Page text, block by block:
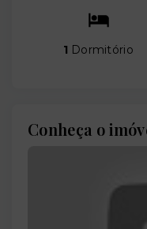
1 Dormitório
Conheça o